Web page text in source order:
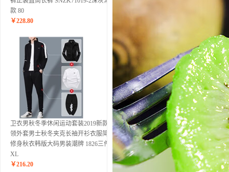
款 80
￥228.80
卫衣男秋冬季休闲运动套装2019新款立
领外套男士秋冬夹克长袖开衫衣服简约
修身秋衣韩版大码男装潮牌 1826三件套
XL
￥216.20